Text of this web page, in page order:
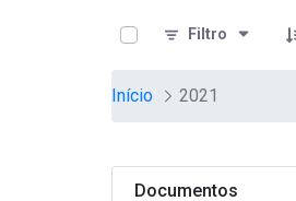
teste descricaoFiltro
Início 2021
Documentos